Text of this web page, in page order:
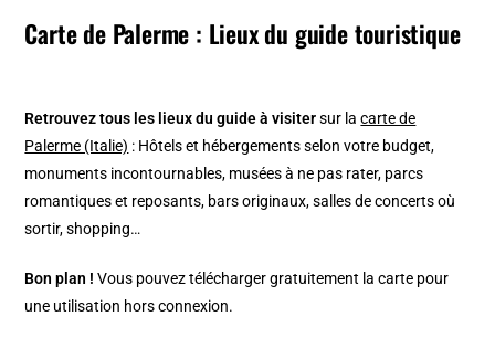
Carte de Palerme : Lieux du guide touristique
Retrouvez tous les lieux du guide à visitersur lacarte de
Palerme (Italie) : Hôtels et hébergements selon votre budget,
monuments incontournables, musées à ne pas rater, parcs
romantiques et reposants, bars originaux, salles de concerts où
sortir, shopping…
Bon plan ! Vous pouvez télécharger gratuitement la carte pour
une utilisation hors connexion.